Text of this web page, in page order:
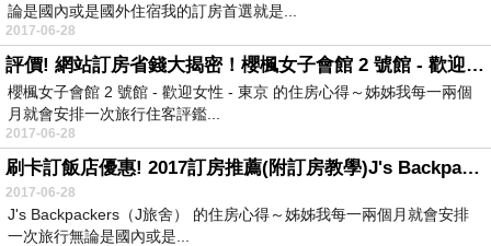
論是國內或是國外住宿我的訂房首選就是...
2017-06-28
評價! 網站訂房省錢大揭密！櫻楓女子會館 2 號館 - 歡迎女性 - 東京的住宿心得
櫻楓女子會館 2 號館 - 歡迎女性 - 東京 的住房心得～姊姊我每一兩個
月就會安排一次旅行住客評鑑...
2017-06-28
刷卡訂飯店優惠! 2017訂房推薦(附訂房教學)J's Backpackers（J旅舍）有免費WIFI嗎？
2017-06-28
J's Backpackers（J旅舍） 的住房心得～姊姊我每一兩個月就會安排
一次旅行無論是國內或是...